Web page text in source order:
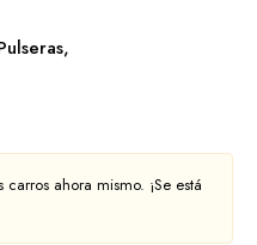
,
ahora mismo. ¡Se está